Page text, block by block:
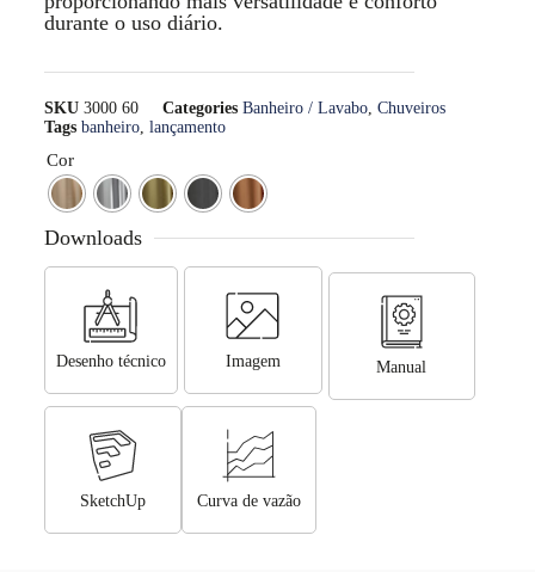
durante o uso diário.
SKU 3000 60 Categories Banheiro / Lavabo, Chuveiros
Tags banheiro, lançamento
Cor
Downloads
Desenho técnico Imagem Manual
SketchUp Curva de vazão